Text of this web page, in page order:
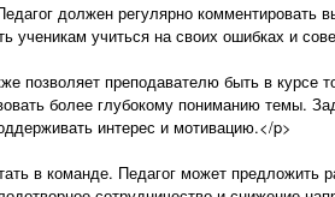
должен регулярно комментировать
ученикам учиться на своих ошибках и
позволяет преподавателю быть в курсе
более глубокому пониманию темы.
интерес и мотивацию.</p>
в команде. Педагог может предложить